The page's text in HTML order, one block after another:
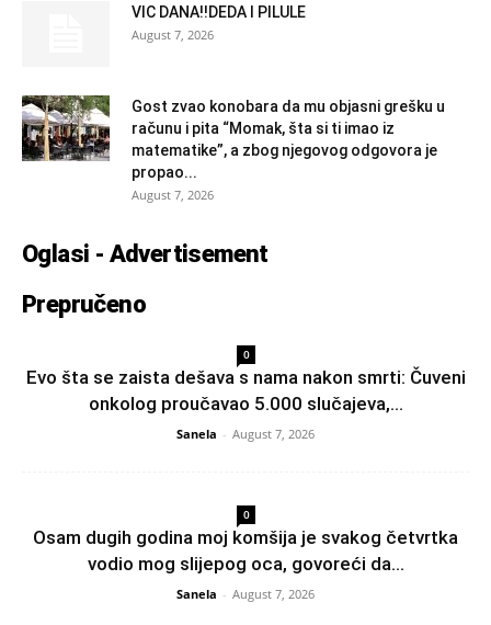
VIC DANA!!DEDA I PILULE
August 7, 2026
Gost zvao konobara da mu objasni grešku u
računu i pita “Momak, šta si ti imao iz
matematike”, a zbog njegovog odgovora je
propao...
August 7, 2026
Oglasi - Advertisement
Prepručeno
0
Evo šta se zaista dešava s nama nakon smrti: Čuveni
onkolog proučavao 5.000 slučajeva,...
Sanela - August 7, 2026
0
Osam dugih godina moj komšija je svakog četvrtka
vodio mog slijepog oca, govoreći da...
Sanela - August 7, 2026